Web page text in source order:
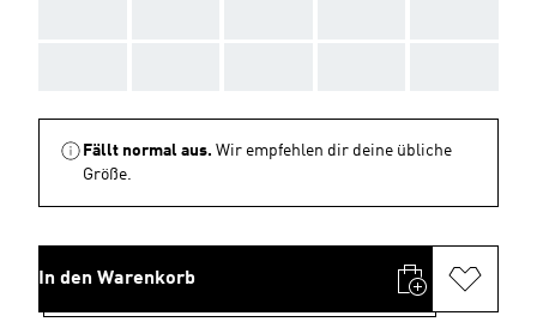
Fällt normal aus. Wir empfehlen dir deine übliche
Größe.
In den Warenkorb